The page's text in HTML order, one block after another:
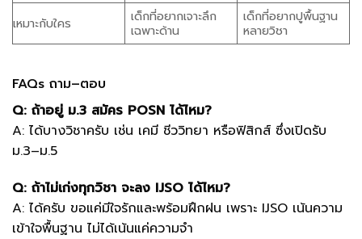
เหมาะกับใคร
เด็กที่อยากเจาะลึก
เฉพาะด้าน
เด็กที่อยากปูพื้นฐาน
หลายวิชา
FAQs ถาม–ตอบ
Q: ถ้าอยู่ ม.3 สมัคร POSN ได้ไหม?
A: ได้บางวิชาครับ เช่น เคมี ชีววิทยา หรือฟิสิกส์ ซึ่งเปิดรับ
ม.3–ม.5
Q: ถ้าไม่เก่งทุกวิชา จะลง IJSO ได้ไหม?
A: ได้ครับ ขอแค่มีใจรักและพร้อมฝึกฝน เพราะ IJSO เน้นความ
เข้าใจพื้นฐาน ไม่ได้เน้นแค่ความจำ